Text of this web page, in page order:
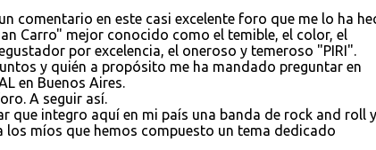
comentario en este casi excelente foro que me lo ha
Carro" mejor conocido como el temible, el color, el
por excelencia, el oneroso y temeroso "PIRI".
y quién a propósito me ha mandado preguntar en
en Buenos Aires.
A seguir así.
que integro aquí en mi país una banda de rock and roll
míos que hemos compuesto un tema dedicado